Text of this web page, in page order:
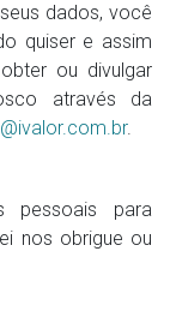
dados, você
quiser e assim
ou divulgar
através da
.
pessoais para
nos obrigue ou